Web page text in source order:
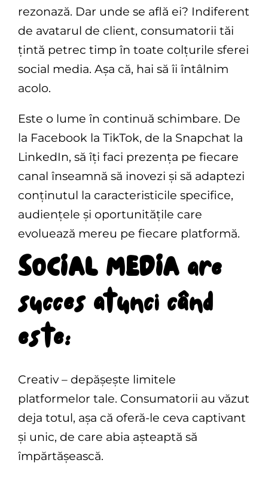
rezonază. Dar unde se află ei? Indiferent
de avatarul de client, consumatorii tăi
țintă petrec timp în toate colțurile sferei
social media. Așa că, hai să îi întâlnim
acolo.
Este o lume în continuă schimbare. De
la Facebook la TikTok, de la Snapchat la
LinkedIn, să îți faci prezența pe fiecare
canal înseamnă să inovezi și să adaptezi
conținutul la caracteristicile specifice,
audiențele și oportunitățile care
evoluează mereu pe fiecare platformă.
SOCIAL MEDIA are
succes atunci când
este:
Creativ – depășește limitele
platformelor tale. Consumatorii au văzut
deja totul, așa că oferă-le ceva captivant
și unic, de care abia așteaptă să
împărtășească.